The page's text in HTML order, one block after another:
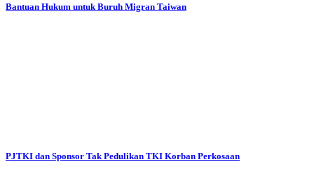
Bantuan Hukum untuk Buruh Migran Taiwan
PJTKI dan Sponsor Tak Pedulikan TKI Korban Perkosaan